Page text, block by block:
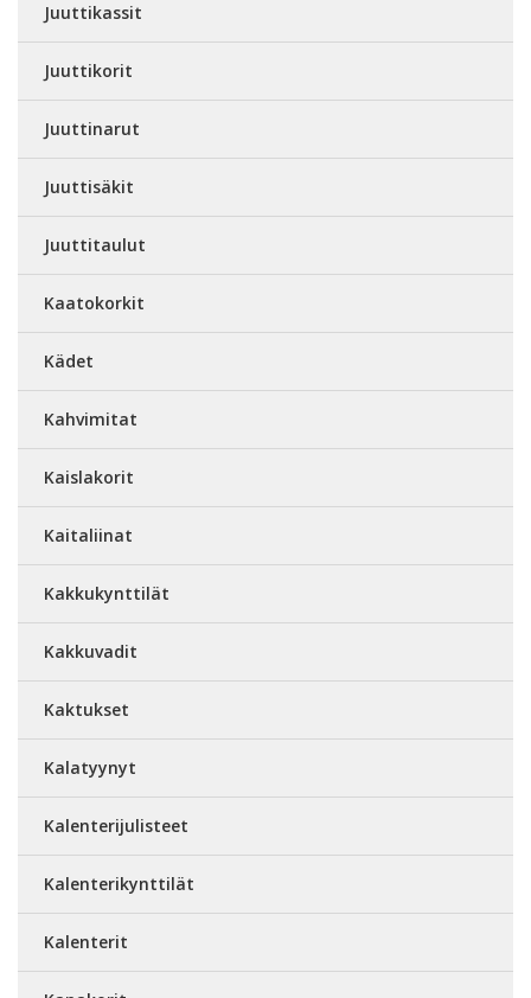
Juuttikassit
Juuttikorit
Juuttinarut
Juuttisäkit
Juuttitaulut
Kaatokorkit
Kädet
Kahvimitat
Kaislakorit
Kaitaliinat
Kakkukynttilät
Kakkuvadit
Kaktukset
Kalatyynyt
Kalenterijulisteet
Kalenterikynttilät
Kalenterit